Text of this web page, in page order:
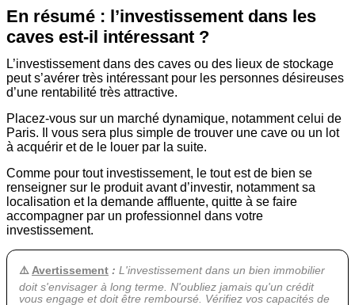
En résumé : l’investissement dans les
caves est-il intéressant ?
L’investissement dans des caves ou des lieux de stockage
peut s’avérer très intéressant pour les personnes désireuses
d’une rentabilité très attractive.
Placez-vous sur un marché dynamique, notamment celui de
Paris. Il vous sera plus simple de trouver une cave ou un lot
à acquérir et de le louer par la suite.
Comme pour tout investissement, le tout est de bien se
renseigner sur le produit avant d’investir, notamment sa
localisation et la demande affluente, quitte à se faire
accompagner par un professionnel dans votre
investissement.
⚠️ Avertissement : L'investissement dans un bien immobilier
doit s'envisager à long terme. N'oubliez jamais qu'un crédit
vous engage et doit être remboursé. Vérifiez vos capacités de